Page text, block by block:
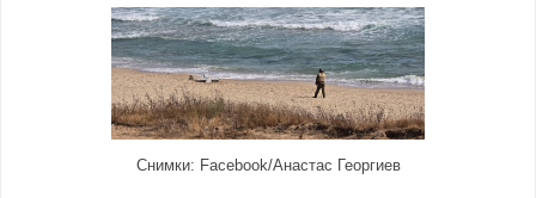
Снимки: Facebook/Анастас Георгиев